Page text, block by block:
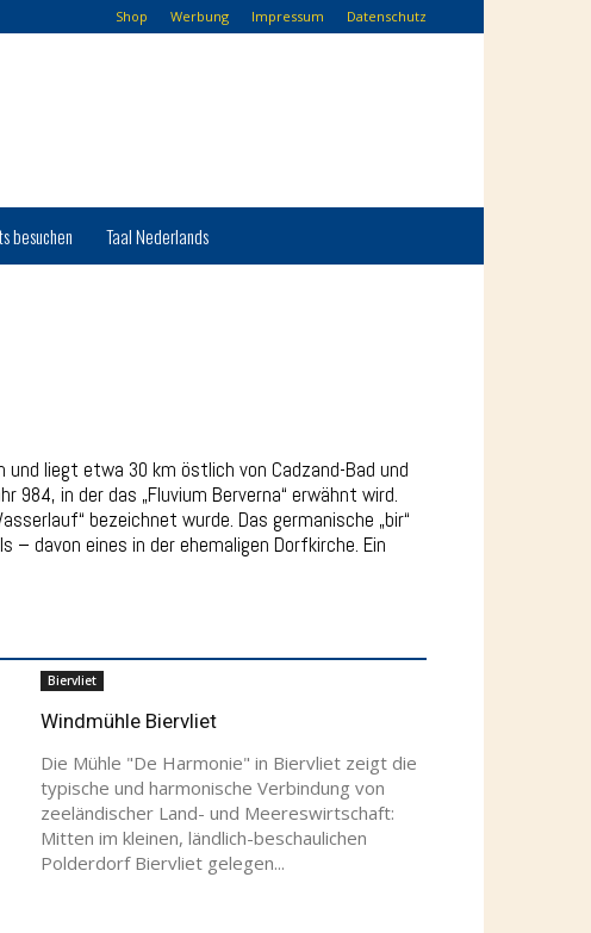
Shop Werbung Impressum Datenschutz
besuchen Taal Nederlands
liegt etwa 30 km östlich von Cadzand-Bad und
in der das „Fluvium Berverna“ erwähnt wird.
bezeichnet wurde. Das germanische „bir“
davon eines in der ehemaligen Dorfkirche. Ein
Biervliet
Windmühle Biervliet
Die Mühle "De Harmonie" in Biervliet zeigt die
typische und harmonische Verbindung von
zeeländischer Land- und Meereswirtschaft:
Mitten im kleinen, ländlich-beschaulichen
Polderdorf Biervliet gelegen...